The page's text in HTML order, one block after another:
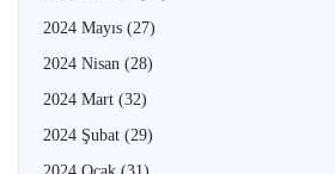
2024 Mayıs (27)
2024 Nisan (28)
2024 Mart (32)
2024 Şubat (29)